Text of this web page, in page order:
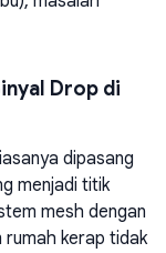
Drop di
dipasang
menjadi titik
mesh dengan
kerap tidak